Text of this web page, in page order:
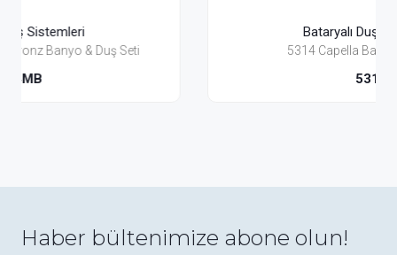
5314 Capella Banyo & Duş Seti
Haber bültenimize abone olun!